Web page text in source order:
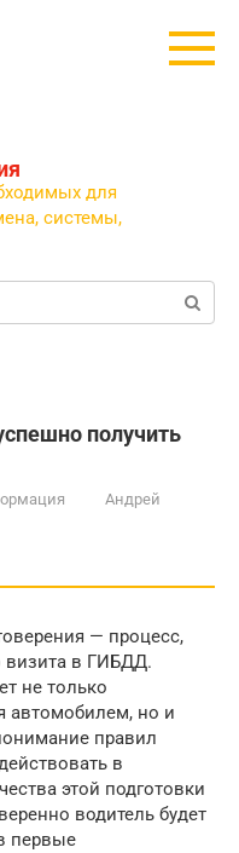
для
системы,
получить
Андрей
— процесс,
визита в ГИБДД.
не только
автомобилем, но и
правил
в
этой подготовки
водитель будет
первые